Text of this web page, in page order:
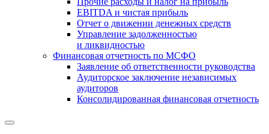
EBITDA и чистая прибыль
Отчет о движении денежных средств
Управление задолженностью
и ликвидностью
Финансовая отчетность по МСФО
Заявление об ответственности руководства
Аудиторское заключение независимых
аудиторов
Консолидированная финансовая отчетность